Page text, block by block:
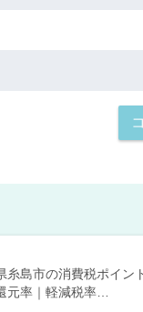
糸島市の消費税ポイン
元率｜軽減税率…